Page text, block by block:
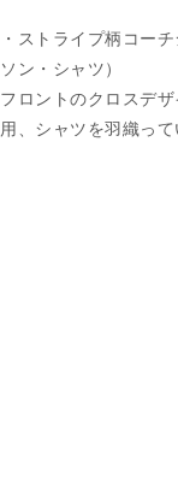
・ストライプ柄コー
ソン・シャツ）
フロントのクロスデ
用、シャツを羽織っ